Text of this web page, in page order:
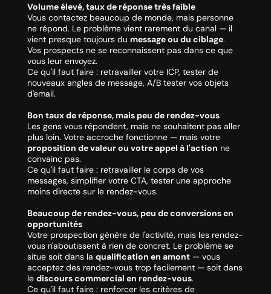
Volume élevé, taux de réponse très faible
Vous contactez beaucoup de monde, mais personne
ne répond. Le problème vient rarement du canal — il
vient presque toujours du message ou du ciblage.
Vos prospects ne se reconnaissent pas dans ce que
vous leur envoyez.
Ce qu'il faut faire : retravailler votre ICP, tester de
nouveaux angles de message, A/B tester vos objets
d'email.
Bon taux de réponse, mais peu de rendez-vous
Les gens vous répondent, mais ne souhaitent pas aller
plus loin. Votre accroche fonctionne — mais votre
proposition de valeur ou votre appel à l'action ne
convainc pas.
Ce qu'il faut faire : retravailler le corps de vos
messages, simplifier votre CTA, tester une approche
moins directe sur le rendez-vous.
Beaucoup de rendez-vous, peu de conversions en
opportunités
Votre prospection génère de l'activité, mais les rendez-
vous n'aboutissent à rien de concret. Le problème se
situe soit dans la qualification en amont— vous
acceptez des rendez-vous trop facilement — soit dans
le discours commercial en rendez-vous.
Ce qu'il faut faire : renforcer les critères de